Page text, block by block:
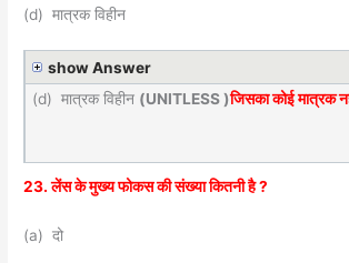
(d) मात्रक विहीन
show Answer
(d) मात्रक विहीन (UNITLESS )जिसका कोई मात्रक
23. लेंस के मुख्य फोकस की संख्या कितनी है ?
(a) दो